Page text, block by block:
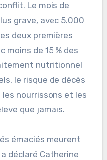
Le mois de
grave, avec 5.000
deux premières
moins de 15 % des
nutritionnel
le risque de décès
nourrissons et les
que jamais.
émaciés meurent
déclaré Catherine